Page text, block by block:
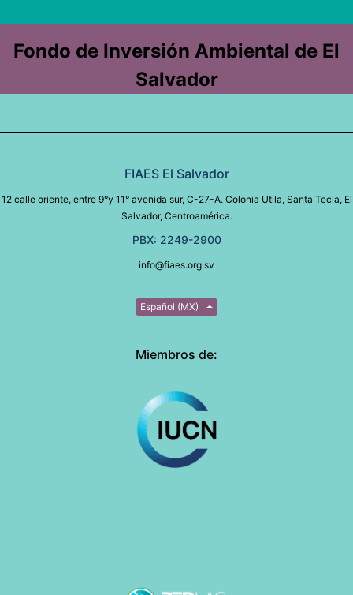
Fondo de Inversión Ambiental de El
Salvador
FIAES El Salvador
12 calle oriente, entre 9°y 11° avenida sur, C-27-A. Colonia Utila, Santa Tecla, El
Salvador, Centroamérica.
PBX: 2249-2900
info@fiaes.org.sv
Español (MX)
Miembros de: